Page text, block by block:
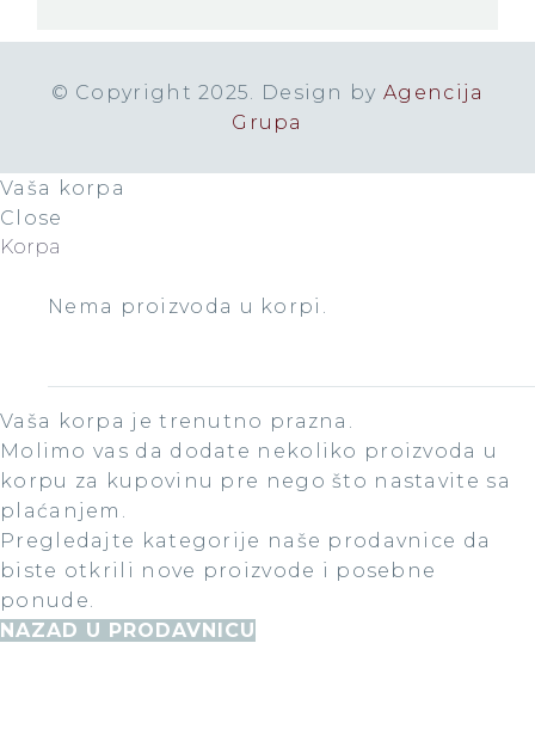
Posetite nas
© Copyright 2025. Design by Agencija
Grupa
Vaša korpa
Close
Korpa
Nema proizvoda u korpi.
Vaša korpa je trenutno prazna.
Molimo vas da dodate nekoliko proizvoda u
korpu za kupovinu pre nego što nastavite sa
plaćanjem.
Pregledajte kategorije naše prodavnice da
biste otkrili nove proizvode i posebne
ponude.
NAZAD U PRODAVNICU